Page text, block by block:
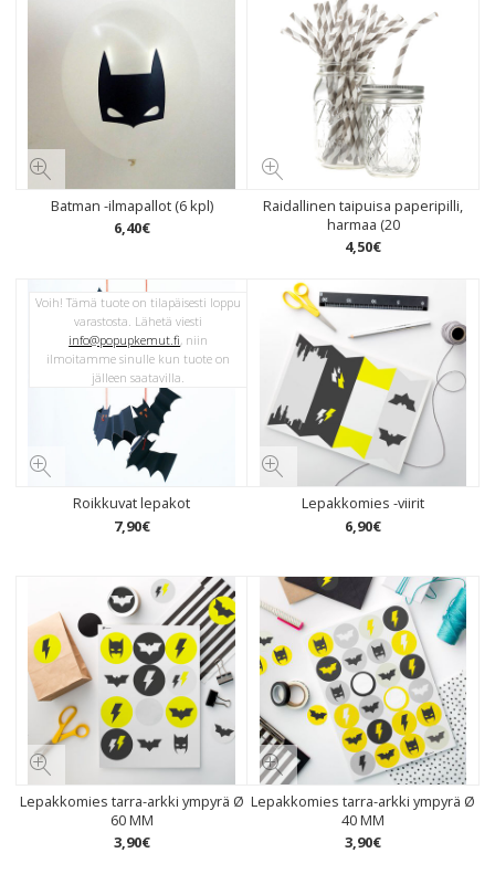
Batman -ilmapallot (6 kpl)
6,40€
Raidallinen taipuisa paperipilli,
harmaa (20
4,50€
Roikkuvat lepakot
7,90€
Voih! Tämä tuote on tilapäisesti loppu
varastosta. Lähetä viesti
info@popupkemut.fi, niin
ilmoitamme sinulle kun tuote on
jälleen saatavilla.
Lepakkomies -viirit
6,90€
Lepakkomies tarra-arkki ympyrä Ø
60 MM
3,90€
Lepakkomies tarra-arkki ympyrä Ø
40 MM
3,90€